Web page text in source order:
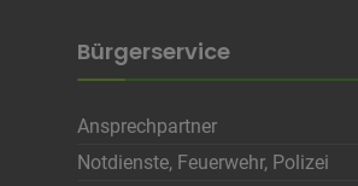
Bürgerservice
Ansprechpartner
Notdienste, Feuerwehr, Polizei
Infos schließen